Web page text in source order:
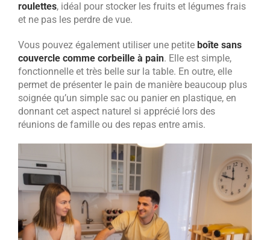
roulettes, idéal pour stocker les fruits et légumes frais
et ne pas les perdre de vue.
Vous pouvez également utiliser une petite boîte sans
couvercle comme corbeille à pain. Elle est simple,
fonctionnelle et très belle sur la table. En outre, elle
permet de présenter le pain de manière beaucoup plus
soignée qu’un simple sac ou panier en plastique, en
donnant cet aspect naturel si apprécié lors des
réunions de famille ou des repas entre amis.